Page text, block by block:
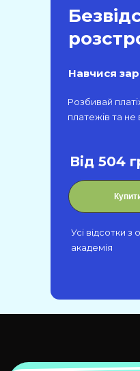
Розбивай
платежів та не
Від 504
Навчися
Усі відсотки
академія